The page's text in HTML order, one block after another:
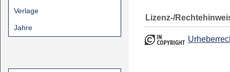
Verlage
Jahre
Lizenz-/